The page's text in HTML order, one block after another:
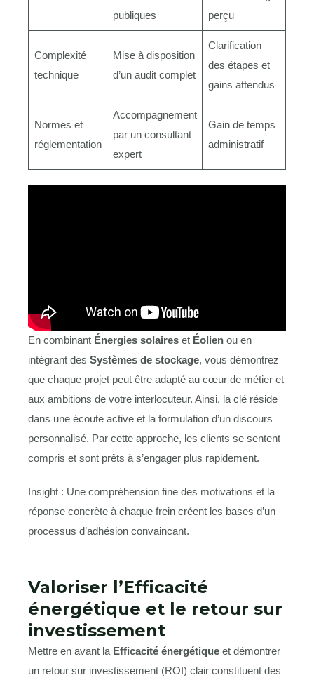
publiques
perçu
Complexité
technique
Mise à disposition
d’un audit complet
Clarification
des étapes et
gains attendus
Normes et
réglementation
Accompagnement
par un consultant
expert
Gain de temps
administratif
En combinant Énergies solaires et Éolien ou en
intégrant des Systèmes de stockage, vous démontrez
que chaque projet peut être adapté au cœur de métier et
aux ambitions de votre interlocuteur. Ainsi, la clé réside
dans une écoute active et la formulation d’un discours
personnalisé. Par cette approche, les clients se sentent
compris et sont prêts à s’engager plus rapidement.
Insight : Une compréhension fine des motivations et la
réponse concrète à chaque frein créent les bases d’un
processus d’adhésion convaincant.
Valoriser l’Efficacité
énergétique et le retour sur
investissement
Mettre en avant la Efficacité énergétique et démontrer
un retour sur investissement (ROI) clair constituent des